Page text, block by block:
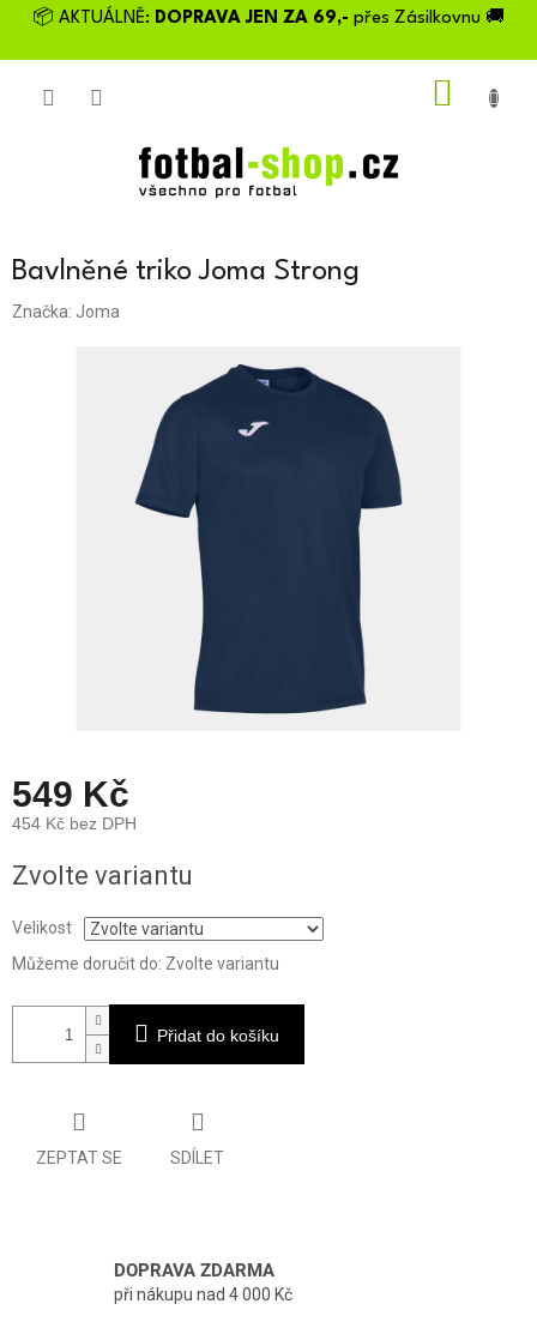
Přejít📦 AKTUÁLNĚ: DOPRAVA JEN ZA 69,- přes Zásilkovnu 🚚
Bavlněné triko Joma Strong
Značka: Joma
549 Kč
454 Kč bez DPH
cena:
Zvolte variantu
Velikost
Můžeme doručit do: Zvolte variantu
Přidat do košíku
ZEPTAT SE SDÍLET
DOPRAVA ZDARMA
při nákupu nad 4 000 Kč